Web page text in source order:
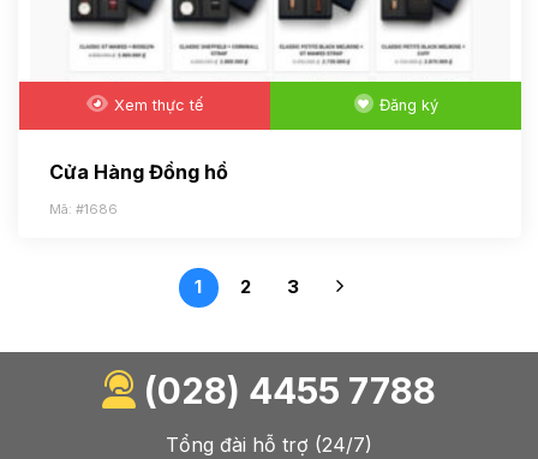
Xem thực tế Đăng ký
Cửa Hàng Đồng hồ
Mã: #1686
1 2 3
(028) 4455 7788
Tổng đài hỗ trợ (24/7)